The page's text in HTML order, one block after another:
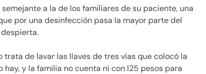
a la de los familiares de su paciente, una
por una desinfección pasa la mayor parte del
trata de lavar las llaves de tres vías que colocó la
y la familia no cuenta ni con l25 pesos para